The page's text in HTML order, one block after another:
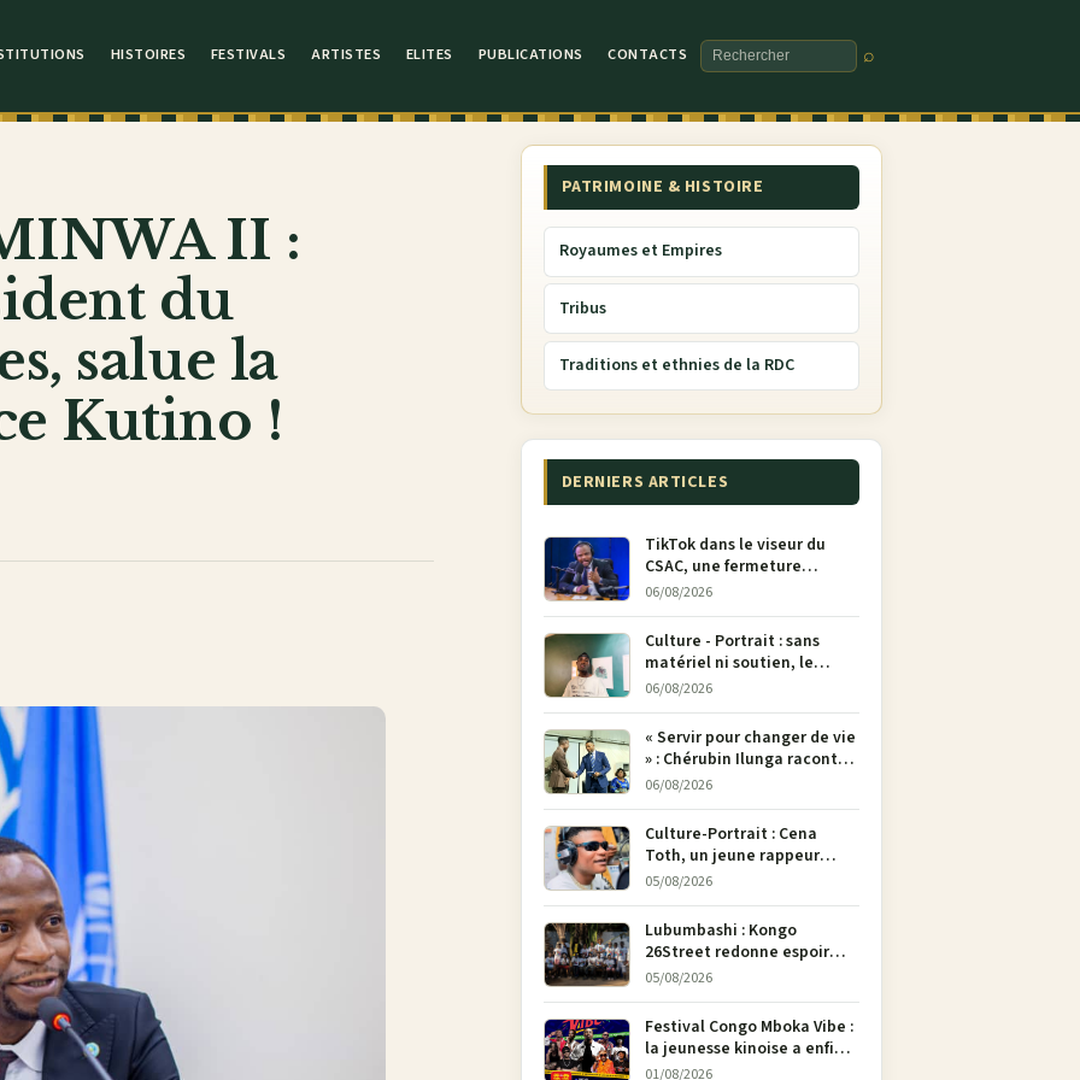
HISTOIRES FESTIVALS ARTISTES ELITES PUBLICATIONS CONTACTS
Rechercher
⌕
II :
du
salue la
Kutino !
PATRIMOINE & HISTOIRE
Royaumes et Empires
Tribus
Traditions et ethnies de la RDC
DERNIERS ARTICLES
TikTok dans le viseur du
CSAC, une fermeture
envisagée pour contrer la
propagande du M23
06/08/2026
Culture - Portrait : sans
matériel ni soutien, le
dessinateur Justin
Mulengera refuse de poser
son crayon
06/08/2026
« Servir pour changer de vie
» : Chérubin Ilunga raconte
le parcours du député
Tshimbu en 137 pages
06/08/2026
Culture-Portrait : Cena
Toth, un jeune rappeur
déterminé à faire entendre
05/08/2026
Lubumbashi : Kongo
26Street redonne espoir
aux enfants de la rue par
05/08/2026
Festival Congo Mboka Vibe :
la jeunesse kinoise a enfin
sa plateforme de culture
01/08/2026